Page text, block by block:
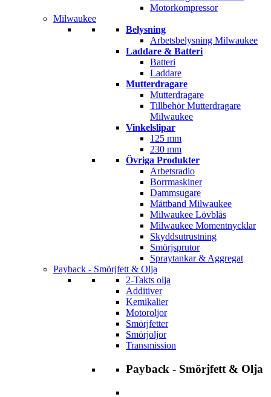
Motorkompressor
Milwaukee
Belysning
Arbetsbelysning Milwaukee
Laddare & Batteri
Batteri
Laddare
Mutterdragare
Mutterdragare
Tillbehör Mutterdragare
Milwaukee
Vinkelslipar
125 mm
230 mm
Övriga Produkter
Arbetsradio
Borrmaskiner
Dammsugare
Måttband Milwaukee
Milwaukee Lövblås
Milwaukee Momentnycklar
Skyddsutrustning
Smörjsprutor
Spraytankar & Aggregat
Payback - Smörjfett & Olja
2-Takts olja
Additiver
Kemikalier
Motoroljor
Smörjfetter
Smörjoljor
Transmission
Payback - Smörjfett & Olja